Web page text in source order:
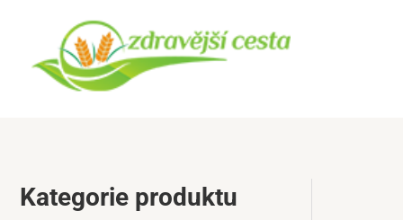
obsah
Kategorie produktu